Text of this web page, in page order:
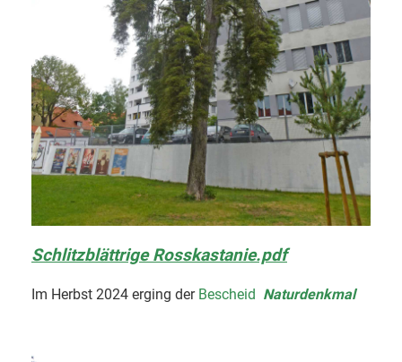
Schlitzblättrige Rosskastanie.pdf
Im Herbst 2024 erging der Bescheid Naturdenkmal